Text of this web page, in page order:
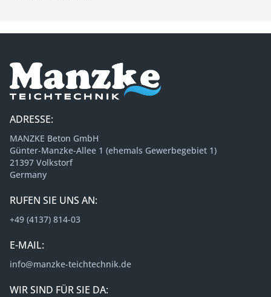
ADRESSE:
MANZKE Beton GmbH
Günter-Manzke-Allee 1 (ehemals Gewerbegebiet 1)
21397 Volkstorf
Germany
RUFEN SIE UNS AN:
+49 (4137) 814-03
E-MAIL:
info@manzke-teichtechnik.de
WIR SIND FÜR SIE DA: